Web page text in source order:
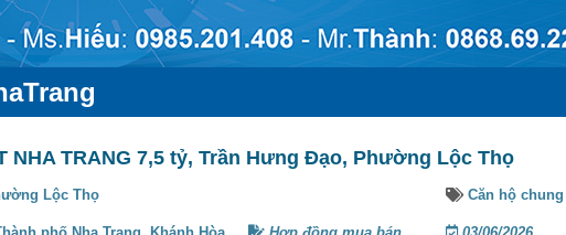
NHA TRANG 7,5 tỷ, Trần Hưng Đạo, Phường Lộc Thọ
Lộc Thọ Căn hộ